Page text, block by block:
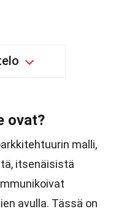
ovat?
malli,
itsenäisistä
avulla. Tässä on